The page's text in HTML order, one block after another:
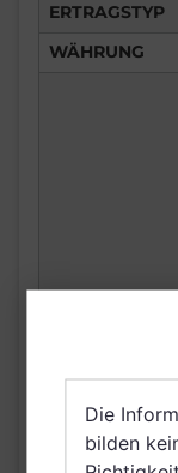
ERTRAGSTYP
WÄHRUNG
Die
bilden